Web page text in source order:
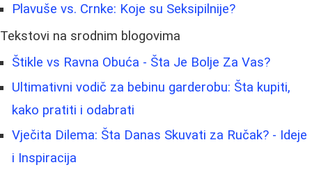
Plavuše vs. Crnke: Koje su Seksipilnije?
Tekstovi na srodnim blogovima
Štikle vs Ravna Obuća - Šta Je Bolje Za Vas?
Ultimativni vodič za bebinu garderobu: Šta kupiti,
kako pratiti i odabrati
Vječita Dilema: Šta Danas Skuvati za Ručak? - Ideje
i Inspiracija